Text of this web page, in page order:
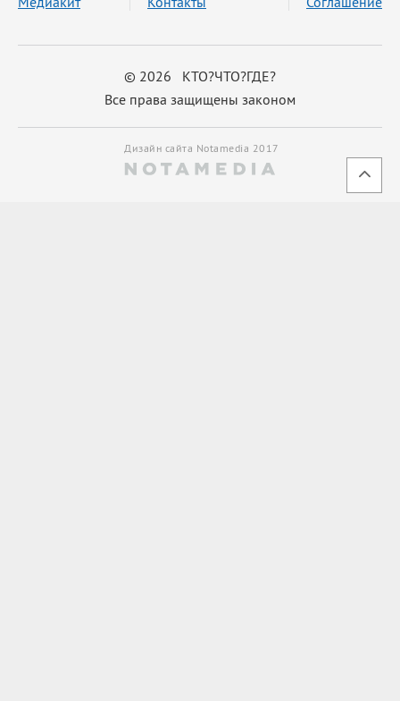
© 2026 КТО?ЧТО?ГДЕ?
Все права защищены законом
Дизайн сайта Notamedia 2017